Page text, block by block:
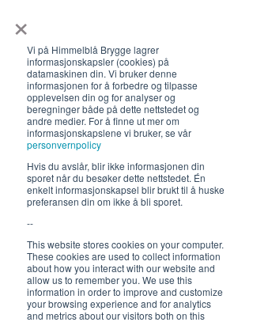
×
Vi på Himmelblå Brygge lagrer
informasjonskapsler (cookies) på
datamaskinen din. Vi bruker denne
informasjonen for å forbedre og tilpasse
opplevelsen din og for analyser og
beregninger både på dette nettstedet og
andre medier. For å finne ut mer om
informasjonskapslene vi bruker, se vår
personvernpolicy
Hvis du avslår, blir ikke informasjonen din
sporet når du besøker dette nettstedet. Én
enkelt informasjonskapsel blir brukt til å huske
preferansen din om ikke å bli sporet.
--
This website stores cookies on your computer.
These cookies are used to collect information
about how you interact with our website and
allow us to remember you. We use this
information in order to improve and customize
your browsing experience and for analytics
and metrics about our visitors both on this
Lunsj 12-16:30 | Middag 18:30
Fra 30.7 begrenset servering
12-17, middag 18.30
Hold deg oppdatert om hva
som skjer på Himmelblå og
neste sommer!
Send